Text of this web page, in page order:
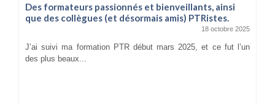
Des formateurs passionnés et bienveillants, ainsi
que des collègues (et désormais amis) PTRistes.
18 octobre 2025
J’ai suivi ma formation PTR début mars 2025, et ce fut l’un
des plus beaux...